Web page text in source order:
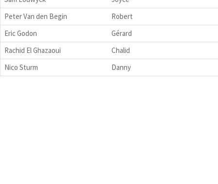
Peter Van den Begin
Robert
Eric Godon
Gérard
Rachid El Ghazaoui
Chalid
Nico Sturm
Danny